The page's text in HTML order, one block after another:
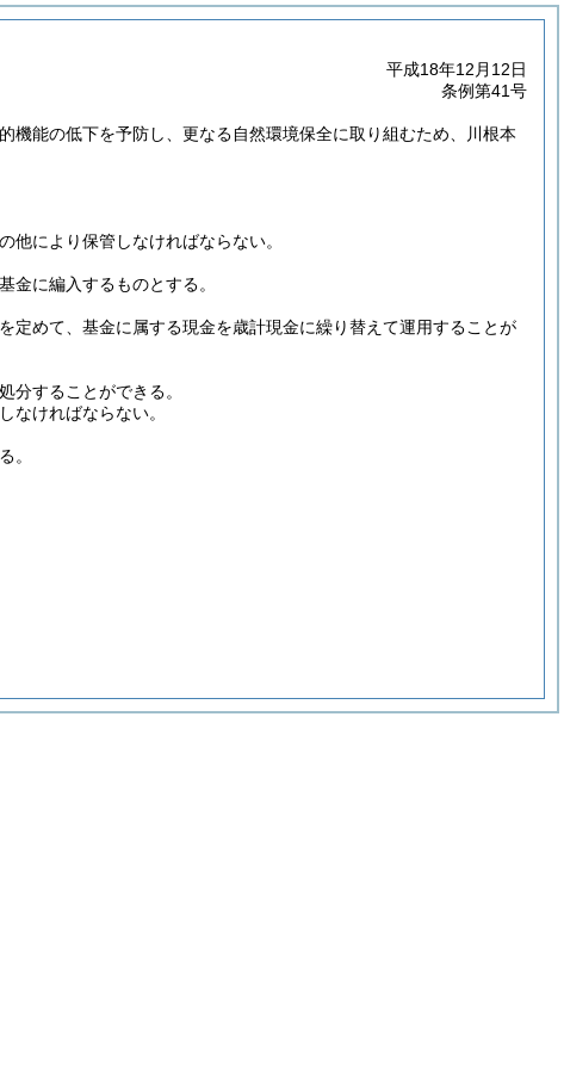
平成18年12月12日
条例第41号
能の低下を予防し、更なる自然環境保全に取り組むため、川根本
により保管しなければならない。
金に編入するものとする。
定めて、基金に属する現金を歳計現金に繰り替えて運用することが
分することができる。
なければならない。
。